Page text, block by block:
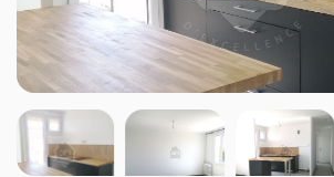
Avis clients